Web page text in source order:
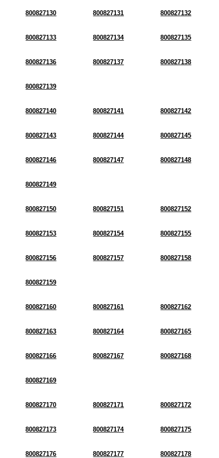
800827130 800827131 800827132
800827133 800827134 800827135
800827136 800827137 800827138
800827139
800827140 800827141 800827142
800827143 800827144 800827145
800827146 800827147 800827148
800827149
800827150 800827151 800827152
800827153 800827154 800827155
800827156 800827157 800827158
800827159
800827160 800827161 800827162
800827163 800827164 800827165
800827166 800827167 800827168
800827169
800827170 800827171 800827172
800827173 800827174 800827175
800827176 800827177 800827178